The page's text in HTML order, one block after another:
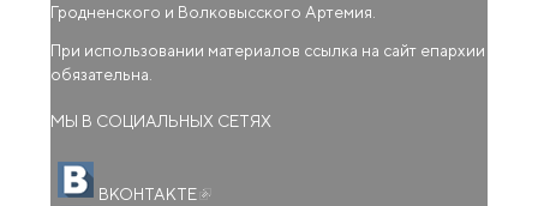
Гродненского и Волковысского Артемия.
При использовании материалов ссылка на сайт епархии
обязательна.
МЫ В СОЦИАЛЬНЫХ СЕТЯХ
ВКОНТАКТЕ